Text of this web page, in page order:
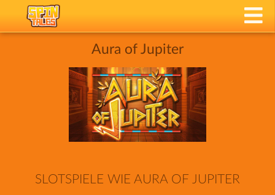
Aura of Jupiter
SLOTSPIELE WIE AURA OF JUPITER